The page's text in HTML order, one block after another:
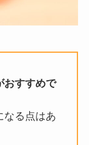
おすすめで
なる点はあ